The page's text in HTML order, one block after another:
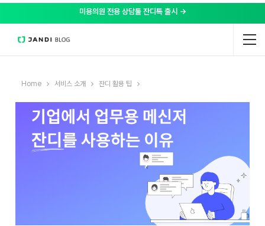
미용의원 전용 상담툴 잔디톡 출시 →
Home 서비스 소개 잔디 활용 팁